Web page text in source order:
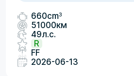
660cm3
51000км
49л.с.
R
FF
2026-06-13